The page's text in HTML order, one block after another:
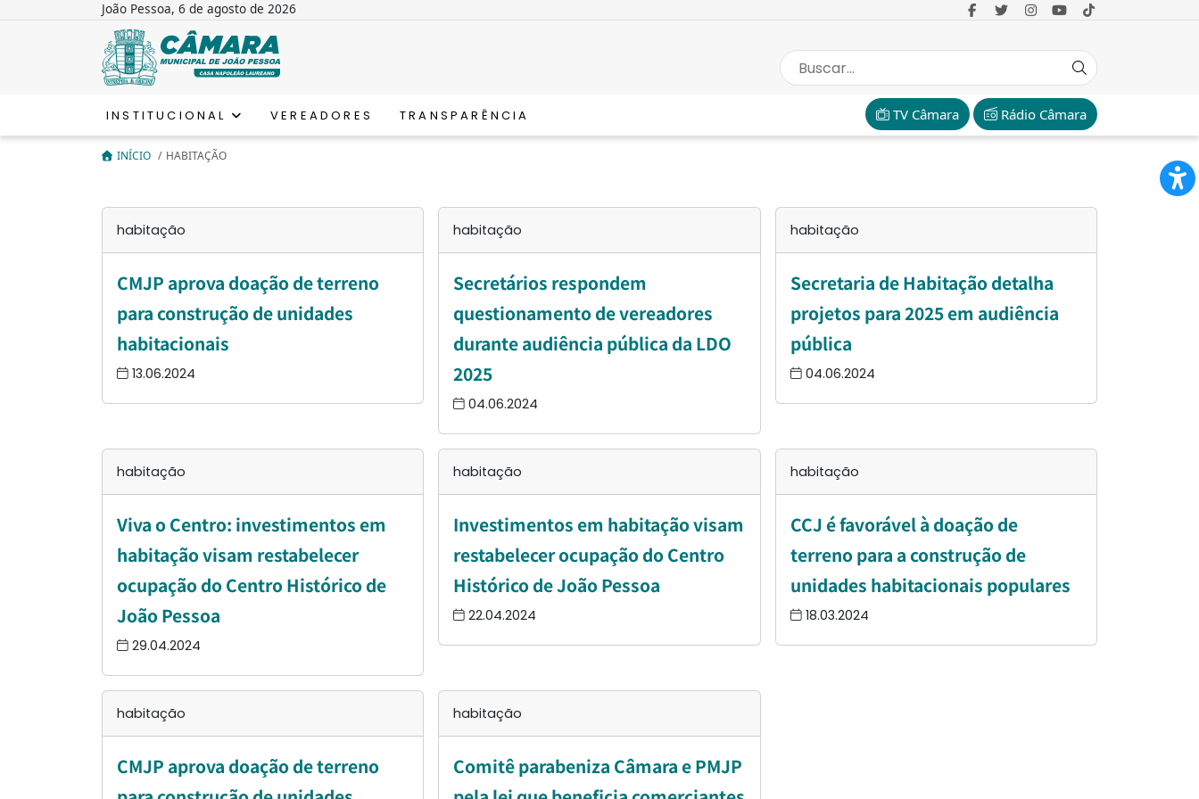
João Pessoa, 6 de agosto de 2026
INSTITUCIONAL VEREADORES TRANSPARÊNCIA TV Câmara Rádio Câmara
INÍCIO / HABITAÇÃO
habitação
CMJP aprova doação de terreno
para construção de unidades
habitacionais
13.06.2024
habitação
Secretários respondem
questionamento de vereadores
durante audiência pública da LDO
2025
04.06.2024
habitação
Secretaria de Habitação detalha
projetos para 2025 em audiência
pública
04.06.2024
habitação
Viva o Centro: investimentos em
habitação visam restabelecer
ocupação do Centro Histórico de
João Pessoa
29.04.2024
habitação
Investimentos em habitação visam
restabelecer ocupação do Centro
Histórico de João Pessoa
22.04.2024
habitação
CCJ é favorável à doação de
terreno para a construção de
unidades habitacionais populares
18.03.2024
habitação
CMJP aprova doação de terreno
habitação
Comitê parabeniza Câmara e PMJP